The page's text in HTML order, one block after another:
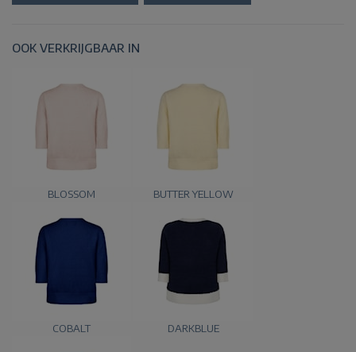
OOK VERKRIJGBAAR IN
BLOSSOM BUTTER YELLOW
COBALT DARKBLUE